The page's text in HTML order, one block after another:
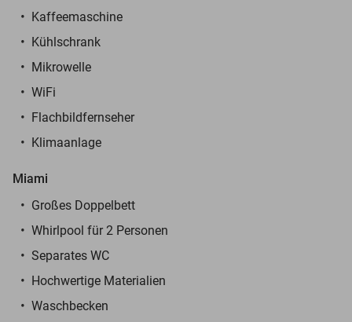
Kaffeemaschine
Kühlschrank
Mikrowelle
WiFi
Flachbildfernseher
Klimaanlage
Miami
Großes Doppelbett
Whirlpool für 2 Personen
Separates WC
Hochwertige Materialien
Waschbecken